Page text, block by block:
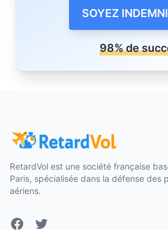
SOYEZ
98% de
RetardVol est une société française
Paris, spécialisée dans la défense des
aériens.
FacebookTwitter